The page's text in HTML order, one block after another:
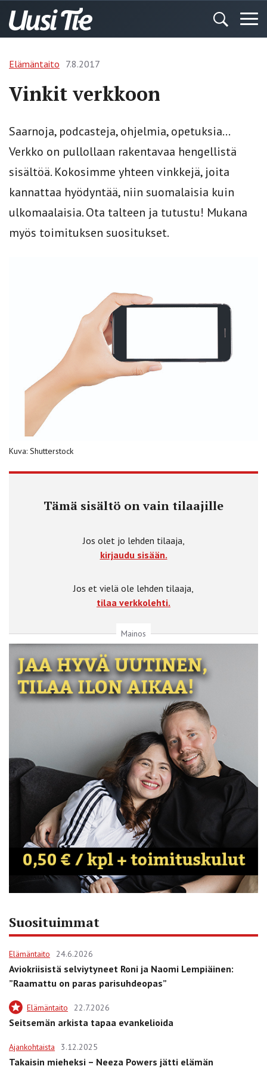
Elämäntaito 7.8.2017
Vinkit verkkoon
Saarnoja, podcasteja, ohjelmia, opetuksia…
Verkko on pullollaan rakentavaa hengellistä
sisältöä. Kokosimme yhteen vinkkejä, joita
kannattaa hyödyntää, niin suomalaisia kuin
ulkomaalaisia. Ota talteen ja tutustu! Mukana
myös toimituksen suositukset.
Kuva: Shutterstock
Tämä sisältö on vain tilaajille
Jos olet jo lehden tilaaja,
kirjaudu sisään.
Jos et vielä ole lehden tilaaja,
tilaa verkkolehti.
Mainos
Suosituimmat
Elämäntaito 24.6.2026
Aviokriisistä selviytyneet Roni ja Naomi Lempiäinen:
”Raamattu on paras parisuhdeopas”
Elämäntaito 22.7.2026
Seitsemän arkista tapaa evankelioida
Ajankohtaista 3.12.2025
Takaisin mieheksi – Neeza Powers jätti elämän